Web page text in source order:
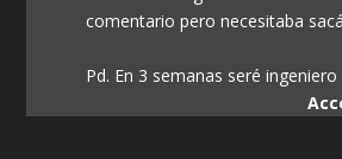
comentario pero necesitaba
Pd. En 3 semanas seré ingeniero